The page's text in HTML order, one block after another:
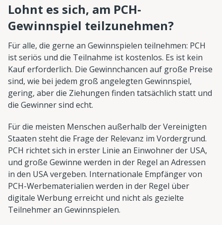
Lohnt es sich, am PCH-
Gewinnspiel teilzunehmen?
Für alle, die gerne an Gewinnspielen teilnehmen: PCH
ist seriös und die Teilnahme ist kostenlos. Es ist kein
Kauf erforderlich. Die Gewinnchancen auf große Preise
sind, wie bei jedem groß angelegten Gewinnspiel,
gering, aber die Ziehungen finden tatsächlich statt und
die Gewinner sind echt.
Für die meisten Menschen außerhalb der Vereinigten
Staaten steht die Frage der Relevanz im Vordergrund.
PCH richtet sich in erster Linie an Einwohner der USA,
und große Gewinne werden in der Regel an Adressen
in den USA vergeben. Internationale Empfänger von
PCH-Werbematerialien werden in der Regel über
digitale Werbung erreicht und nicht als gezielte
Teilnehmer an Gewinnspielen.